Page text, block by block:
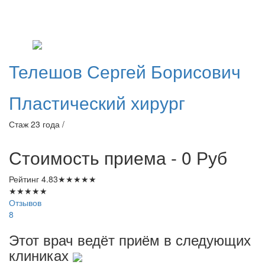
Телешов Сергей Борисович
Пластический хирург
Стаж 23 года /
Стоимость приема - 0 Руб
Рейтинг 4.83★★★★★
★★★★★
Отзывов
8
Этот врач ведёт приём в следующих
клиниках